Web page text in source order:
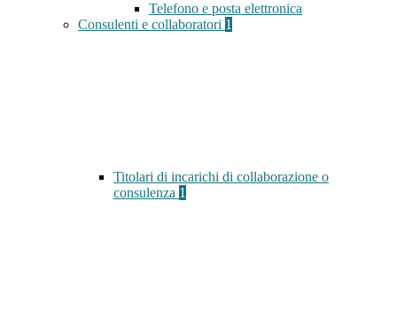
Telefono e posta elettronica
Consulenti e collaboratori 1
Titolari di incarichi di collaborazione o
consulenza 1